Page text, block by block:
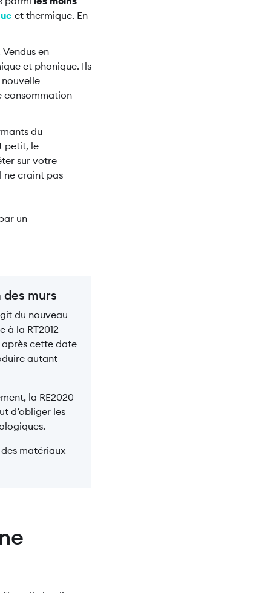
et thermique. En
en
et phonique. Ils
nouvelle
consommation
du
petit, le
sur votre
ne craint pas
un
murs
du nouveau
à la RT2012
après cette date
autant
la RE2020
d’obliger les
matériaux